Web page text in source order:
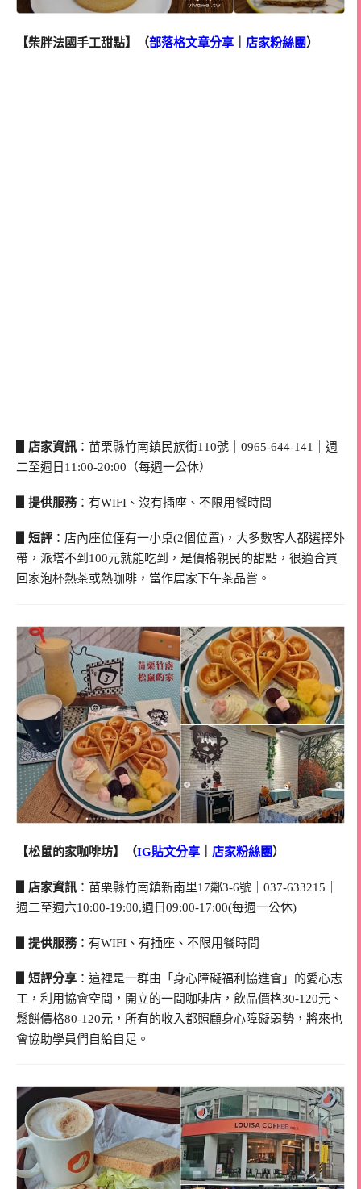
【柴胖法國手工甜點】（部落格文章分享 店家粉絲團 ）
▋店家資訊 ：苗栗縣竹南鎮民族街110號｜0965-644-141｜週
二至週日11:00-20:00（每週一公休）
▋提供服務：有WIFI、沒有插座、不限用餐時間
▋短評 ：店內座位僅有一小桌(2個位置)，大多數客人都選擇外
帶，派塔不到100元就能吃到，是價格親民的甜點，很適合買
回家泡杯熱茶或熱咖啡，當作居家下午茶品嘗。
【松鼠的家咖啡坊】（IG貼文分享 店家粉絲團）
▋店家資訊 ：苗栗縣竹南鎮新南里17鄰3-6號｜037-633215｜
週二至週六10:00-19:00,週日09:00-17:00(每週一公休)
▋提供服務：有WIFI、有插座、不限用餐時間
▋短評分享 ：這裡是一群由「身心障礙福利協進會」的愛心志
工，利用協會空間，開立的一間咖啡店，飲品價格30-120元、
鬆餅價格80-120元，所有的收入都照顧身心障礙弱勢，將來也
會協助學員們自給自足。